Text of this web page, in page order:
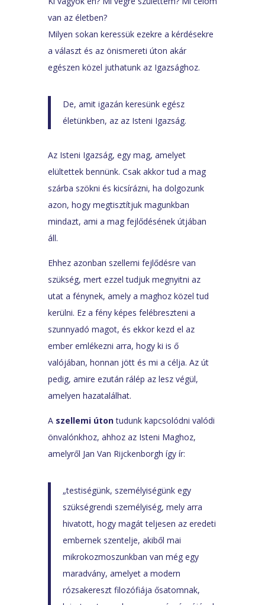
van az életben?
Milyen sokan keressük ezekre a kérdésekre
a választ és az önismereti úton akár
egészen közel juthatunk az Igazsághoz.
De, amit igazán keresünk egész
életünkben, az az Isteni Igazság.
Az Isteni Igazság, egy mag, amelyet
elültettek bennünk. Csak akkor tud a mag
szárba szökni és kicsírázni, ha dolgozunk
azon, hogy megtisztítjuk magunkban
mindazt, ami a mag fejlődésének útjában
áll.
Ehhez azonban szellemi fejlődésre van
szükség, mert ezzel tudjuk megnyitni az
utat a fénynek, amely a maghoz közel tud
kerülni. Ez a fény képes felébreszteni a
szunnyadó magot, és ekkor kezd el az
ember emlékezni arra, hogy ki is ő
valójában, honnan jött és mi a célja. Az út
pedig, amire ezután rálép az lesz végül,
amelyen hazatalálhat.
A szellemi útontudunk kapcsolódni valódi
önvalónkhoz, ahhoz az Isteni Maghoz,
amelyről Jan Van Rijckenborgh így ír:
„testiségünk, személyiségünk egy
szükségrendi személyiség, mely arra
hivatott, hogy magát teljesen az eredeti
embernek szentelje, akiből mai
mikrokozmoszunkban van még egy
maradvány, amelyet a modern
rózsakereszt filozófiája ősatomnak,